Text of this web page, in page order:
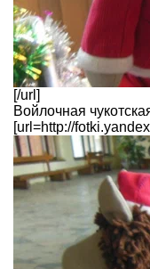
[/url]
Войлочная
[url=http://